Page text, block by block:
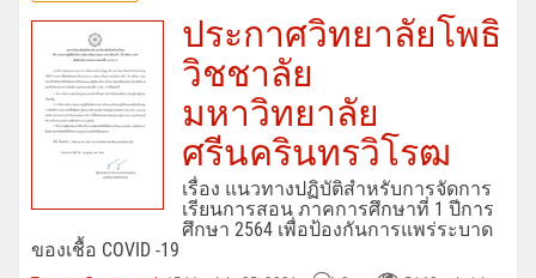
ประกาศวิทยาลัยโพธิ
วิชชาลัย
มหาวิทยาลัย
ศรีนครินทรวิโรฒ
เรื่อง แนวทางปฏิบัติสำหรับการจัดการ
เรียนการสอน ภาคการศึกษาที่ 1 ปีการ
ศึกษา 2564 เพื่อป้องกันการแพร่ระบาด
ของเชื้อ COVID -19